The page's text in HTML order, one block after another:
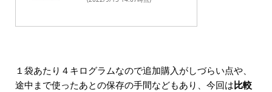
１袋あたり４キログラムなので追加購入がしづらい点や、
途中まで使ったあとの保存の手間などもあり、今回は比較